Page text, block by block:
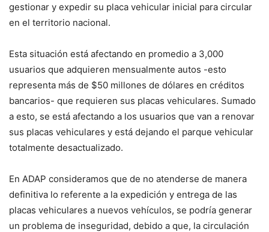
gestionar y expedir su placa vehicular inicial para circular
en el territorio nacional.
Esta situación está afectando en promedio a 3,000
usuarios que adquieren mensualmente autos -esto
representa más de $50 millones de dólares en créditos
bancarios- que requieren sus placas vehiculares. Sumado
a esto, se está afectando a los usuarios que van a renovar
sus placas vehiculares y está dejando el parque vehicular
totalmente desactualizado.
En ADAP consideramos que de no atenderse de manera
definitiva lo referente a la expedición y entrega de las
placas vehiculares a nuevos vehículos, se podría generar
un problema de inseguridad, debido a que, la circulación